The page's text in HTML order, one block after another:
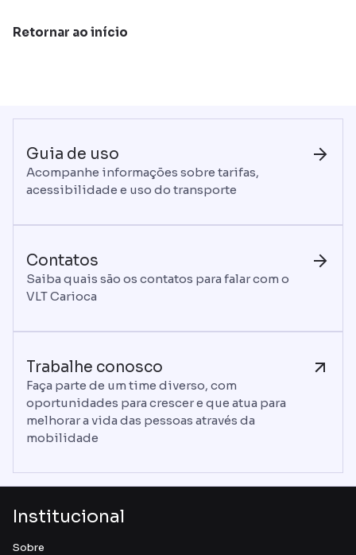
Retornar ao início
Guia de uso
Acompanhe informações sobre tarifas,
acessibilidade e uso do transporte
Contatos
Saiba quais são os contatos para falar com o
VLT Carioca
Trabalhe conosco
Faça parte de um time diverso, com
oportunidades para crescer e que atua para
melhorar a vida das pessoas através da
mobilidade
Institucional
Sobre